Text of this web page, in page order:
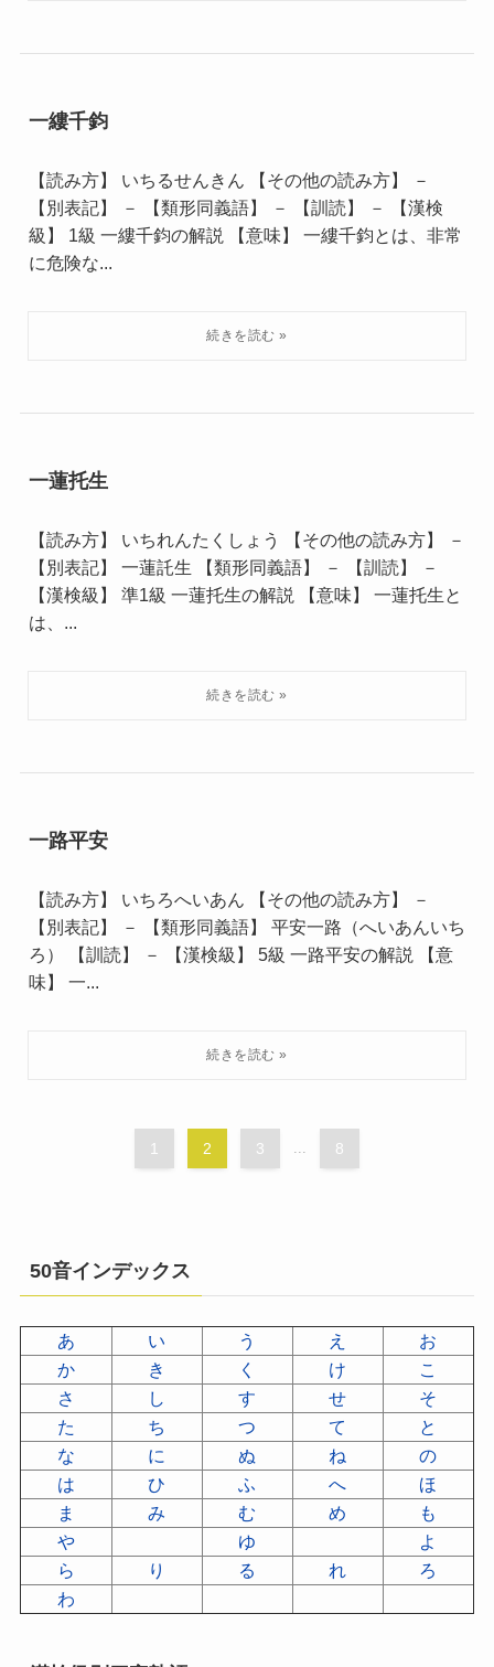
一縷千鈞
【読み方】 いちるせんきん 【その他の読み方】 －
【別表記】 － 【類形同義語】 － 【訓読】 － 【漢検
級】 1級 一縷千鈞の解説 【意味】 一縷千鈞とは、非常
に危険な...
一蓮托生
【読み方】 いちれんたくしょう 【その他の読み方】 －
【別表記】 一蓮託生 【類形同義語】 － 【訓読】 －
【漢検級】 準1級 一蓮托生の解説 【意味】 一蓮托生と
は、...
一路平安
【読み方】 いちろへいあん 【その他の読み方】 －
【別表記】 － 【類形同義語】 平安一路（へいあんいち
ろ） 【訓読】 － 【漢検級】 5級 一路平安の解説 【意
味】 一...
1 2 3 8
50音インデックス
あ い う え
お
か
き く け
こ
さ
し す せ
そ
た
ち つ て
と
な
に ぬ ね
の
は
ひ ふ へ
ほ
ま
み む め
も
や
ゆ
よ
ら
り る れ
ろ
わ